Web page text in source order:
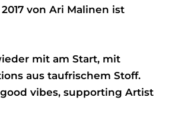
von Ari Malinen ist
mit am Start, mit
aus taufrischem Stoff.
vibes, supporting Artist